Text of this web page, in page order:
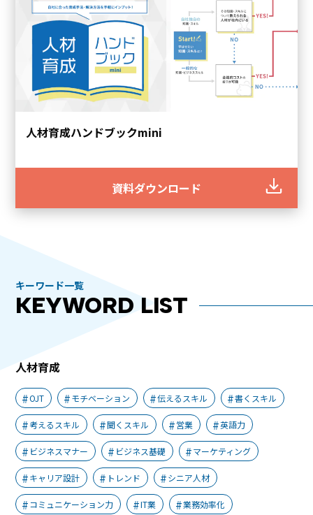
人材育成ハンドブックmini
資料ダウンロード
キーワード一覧
KEYWORD LIST
人材育成
OJT モチベーション 伝えるスキル 書くスキル
考えるスキル 聞くスキル 営業 英語力
ビジネスマナー ビジネス基礎 マーケティング
キャリア設計 トレンド シニア人材
コミュニケーション力 IT業 業務効率化